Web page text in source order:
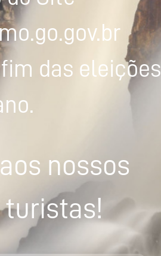
das eleições
nossos